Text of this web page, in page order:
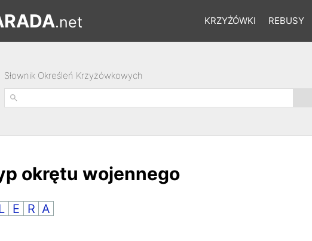
KRZYŻÓWKI REBUSY
.net
Słownik Określeń Krzyżówkowych
okrętu wojennego
E R A